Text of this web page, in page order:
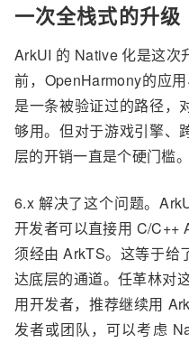
一次全栈式的升级
ArkUI 的 Native 化是这次
前， OpenHarmony的应
是一条被验证过的路径，
够用。但对于游戏引擎、
层的开销一直是个硬门槛。
6.x 解决了这个问题。
开发者可以直接用 C/C++
须经由 ArkTS。这等于给
达底层的通道。任革林对
用开发者，推荐继续用
发者或团队，可以考虑